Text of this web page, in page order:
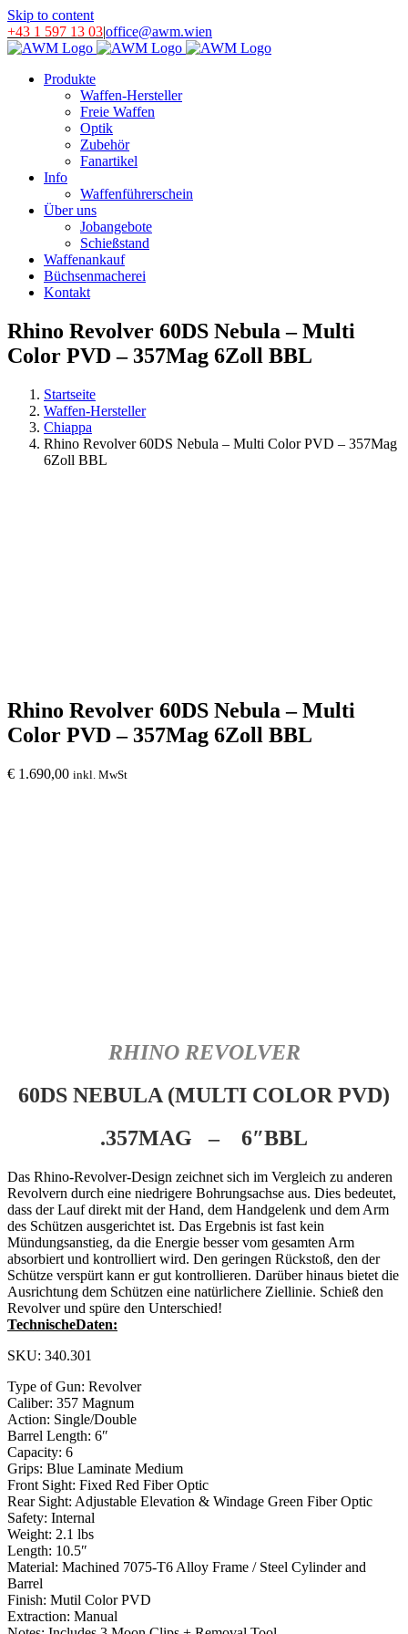
Skip to content
+43 1 597 13 03|office@awm.wien
Produkte
Waffen-Hersteller
Freie Waffen
Optik
Zubehör
Fanartikel
Info
Waffenführerschein
Über uns
Jobangebote
Schießstand
Waffenankauf
Büchsenmacherei
Kontakt
Rhino Revolver 60DS Nebula – Multi
Color PVD – 357Mag 6Zoll BBL
Startseite
Waffen-Hersteller
Chiappa
Rhino Revolver 60DS Nebula – Multi Color PVD – 357Mag
6Zoll BBL
Rhino Revolver 60DS Nebula – Multi
Color PVD – 357Mag 6Zoll BBL
€ 1.690,00 inkl. MwSt
RHINO REVOLVER
60DS NEBULA (MULTI COLOR PVD)
.357MAG – 6″BBL
Das Rhino-Revolver-Design zeichnet sich im Vergleich zu anderen
Revolvern durch eine niedrigere Bohrungsachse aus. Dies bedeutet,
dass der Lauf direkt mit der Hand, dem Handgelenk und dem Arm
des Schützen ausgerichtet ist. Das Ergebnis ist fast kein
Mündungsanstieg, da die Energie besser vom gesamten Arm
absorbiert und kontrolliert wird. Den geringen Rückstoß, den der
Schütze verspürt kann er gut kontrollieren. Darüber hinaus bietet die
Ausrichtung dem Schützen eine natürlichere Ziellinie. Schieß den
Revolver und spüre den Unterschied!
TechnischeDaten:
SKU: 340.301
Type of Gun: Revolver
Caliber: 357 Magnum
Action: Single/Double
Barrel Length: 6″
Capacity: 6
Grips: Blue Laminate Medium
Front Sight: Fixed Red Fiber Optic
Rear Sight: Adjustable Elevation & Windage Green Fiber Optic
Safety: Internal
Weight: 2.1 lbs
Length: 10.5″
Material: Machined 7075-T6 Alloy Frame / Steel Cylinder and
Barrel
Finish: Mutil Color PVD
Extraction: Manual